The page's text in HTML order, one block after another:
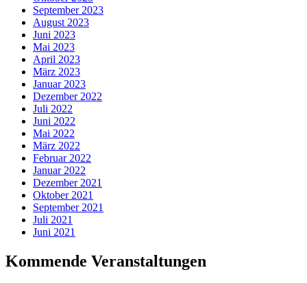
September 2023
August 2023
Juni 2023
Mai 2023
April 2023
März 2023
Januar 2023
Dezember 2022
Juli 2022
Juni 2022
Mai 2022
März 2022
Februar 2022
Januar 2022
Dezember 2021
Oktober 2021
September 2021
Juli 2021
Juni 2021
Kommende Veranstaltungen